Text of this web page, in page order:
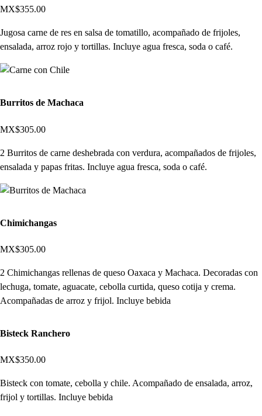
MX$355.00
Jugosa carne de res en salsa de tomatillo, acompañado de frijoles,
ensalada, arroz rojo y tortillas. Incluye agua fresca, soda o café.
Burritos de Machaca
MX$305.00
2 Burritos de carne deshebrada con verdura, acompañados de frijoles,
ensalada y papas fritas. Incluye agua fresca, soda o café.
Chimichangas
MX$305.00
2 Chimichangas rellenas de queso Oaxaca y Machaca. Decoradas con
lechuga, tomate, aguacate, cebolla curtida, queso cotija y crema.
Acompañadas de arroz y frijol. Incluye bebida
Bisteck Ranchero
MX$350.00
Bisteck con tomate, cebolla y chile. Acompañado de ensalada, arroz,
frijol y tortillas. Incluye bebida